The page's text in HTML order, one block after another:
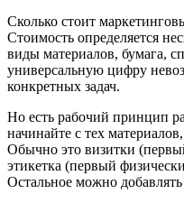
Сколько стоит
Стоимость определяется
виды материалов, бумага,
универсальную цифру
конкретных задач.
Но есть рабочий принцип
начинайте с тех
Обычно это визитки
этикетка (первый
Остальное можно